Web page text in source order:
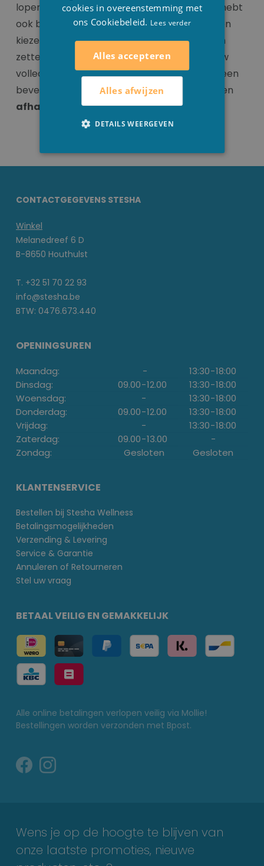
lopen? Dan kan je de producten die je nodig hebt
ook bestellen en betalen op onze webshop en
kiezen voor de optie afhalen in de winkel. Dan
zetten wij de bestelde producten klaar. Als uw
volledige bestelling klaarstaat, sturen wij jou een
bevestigingsmail en kun je de bestelling komen
afhalen
CONTACTGEGEVENS STESHA
Winkel
Melanedreef 6 D
B-8650 Houthulst
T. +32 51 70 22 93
info@stesha.be
BTW: 0476.673.440
OPENINGSUREN
Maandag: - 13:30-18:00
Dinsdag:
09.00-12.00 13:30-18:00
Woensdag:
- 13:30-18:00
Donderdag:
09.00-12.00 13:30-18:00
Vrijdag:
- 13:30-18:00
Zaterdag:
09.00-13.00
-
Zondag:
Gesloten Gesloten
KLANTENSERVICE
Bestellen bij Stesha Wellness
Betalingsmogelijkheden
Verzending & Levering
Service & Garantie
Annuleren of Retourneren
Stel uw vraag
BETAAL VEILIG EN GEMAKKELIJK
Alle online betalingen verlopen veilig via Mollie!
Bestellingen worden verzonden met Bpost.
Wens je op de hoogte te blijven van
onze laatste promoties, nieuwe
cookies in overeenstemming met
ons Cookiebeleid. Lees verder
Alles accepteren
Alles afwijzen
DETAILS WEERGEVEN